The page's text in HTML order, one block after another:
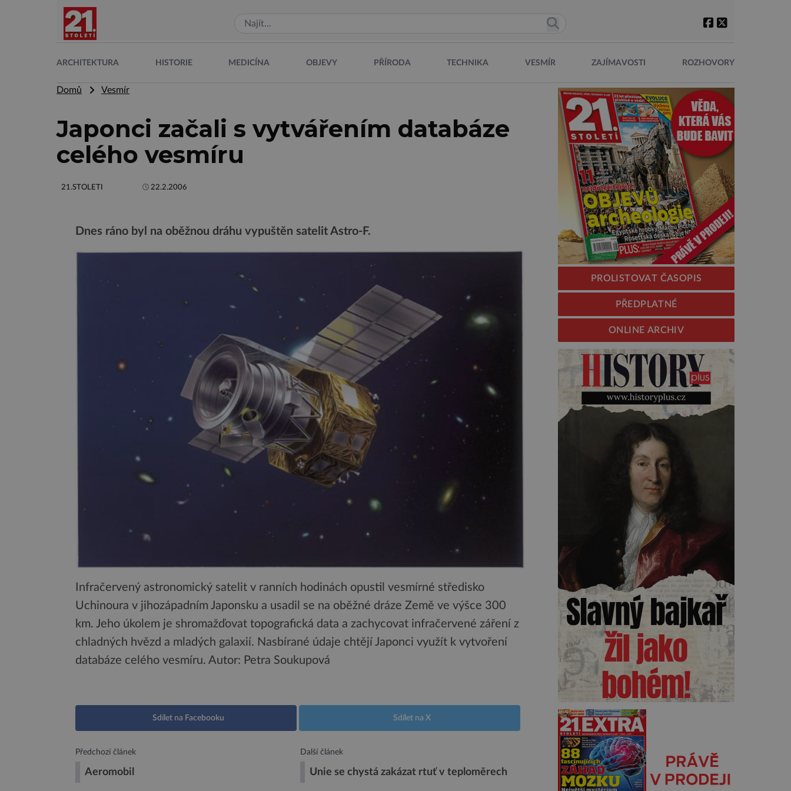
ARCHITEKTURA HISTORIE MEDICÍNA OBJEVY PŘÍRODA TECHNIKA VESMÍR ZAJÍMAVOSTI ROZHOVORY
Domů Vesmír
Japonci začali s vytvářením databáze
celého vesmíru
21.STOLETI 22.2.2006
Dnes ráno byl na oběžnou dráhu vypuštěn satelit Astro-F.
Infračervený astronomický satelit v ranních hodinách opustil vesmírné středisko
Uchinoura v jihozápadním Japonsku a usadil se na oběžné dráze Země ve výšce 300
km. Jeho úkolem je shromažďovat topografická data a zachycovat infračervené záření z
chladných hvězd a mladých galaxií. Nasbírané údaje chtějí Japonci využít k vytvoření
databáze celého vesmíru. Autor: Petra Soukupová
Sdílet na Facebooku Sdílet na X
Předchozí článek
Aeromobil
Další článek
Unie se chystá zakázat rtuť v teploměrech
PROLISTOVAT ČASOPIS
PŘEDPLATNÉ
ONLINE ARCHIV